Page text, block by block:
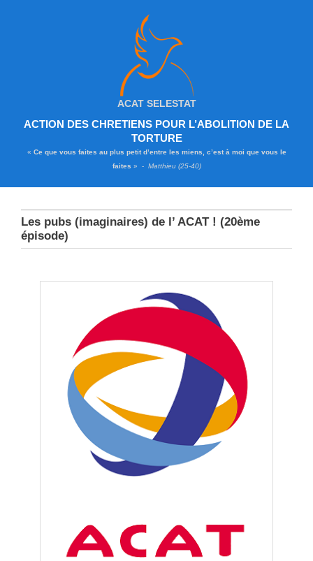
ACAT SELESTAT
ACTION DES CHRETIENS POUR L’ABOLITION DE LA
TORTURE
« Ce que vous faites au plus petit d’entre les miens, c’est à moi que vous le
faites » - Matthieu (25-40)
Les pubs (imaginaires) de l’ ACAT ! (20ème
épisode)